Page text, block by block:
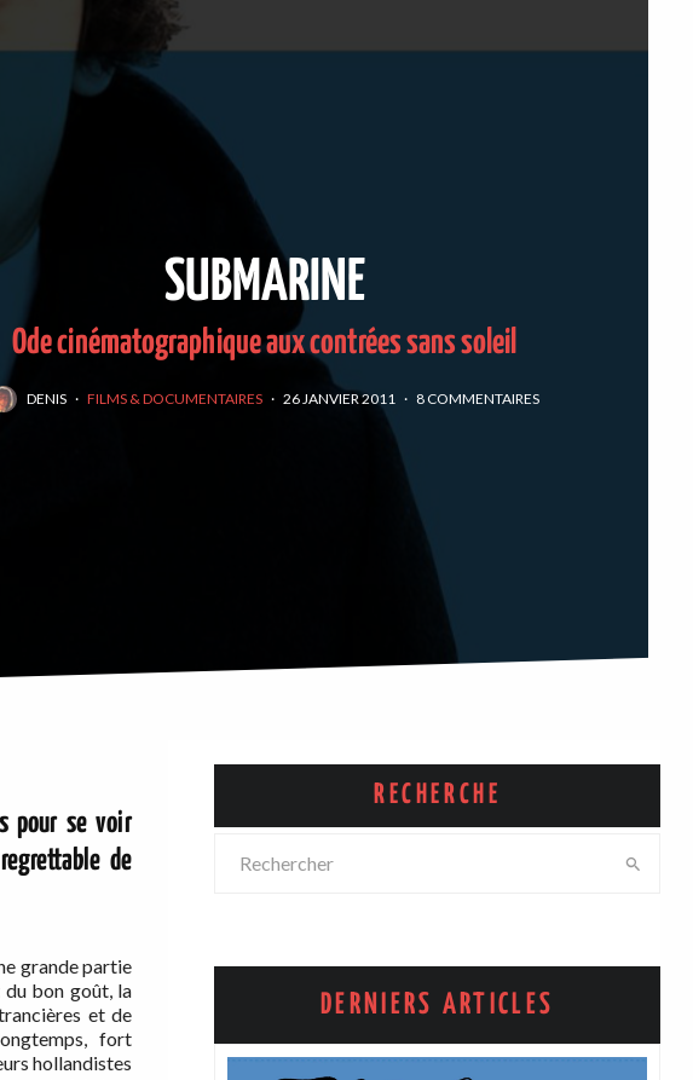
SUBMARINE
Ode cinématographique aux contrées sans soleil
DENIS · FILMS & DOCUMENTAIRES · 26 JANVIER 2011 · 8 COMMENTAIRES
pour se voir
de
grande partie
du bon goût, la
et de
fort
hollandistes
RECHERCHE
DERNIERS ARTICLES